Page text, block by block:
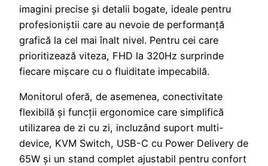
imagini precise și detalii bogate, ideale pentru
profesioniștii care au nevoie de performanță
grafică la cel mai înalt nivel. Pentru cei care
prioritizează viteza, FHD la 320Hz surprinde
fiecare mișcare cu o fluiditate impecabilă.
Monitorul oferă, de asemenea, conectivitate
flexibilă și funcții ergonomice care simplifică
utilizarea de zi cu zi, incluzând suport multi-
device, KVM Switch, USB-C cu Power Delivery de
65W și un stand complet ajustabil pentru confort